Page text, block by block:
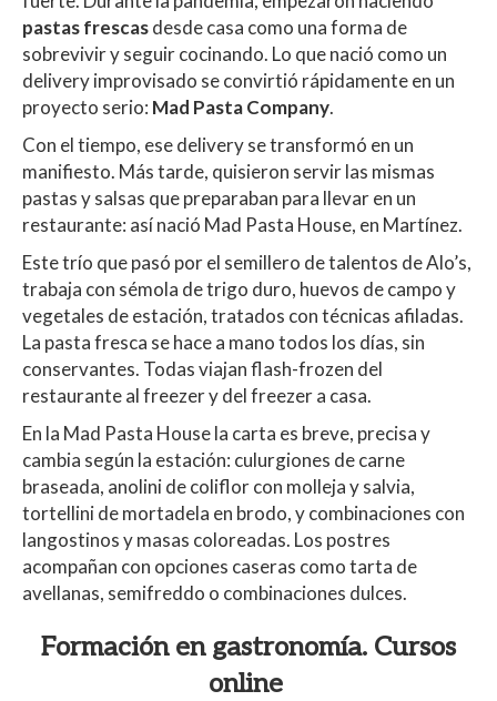
pastas frescasdesde casa como una forma de
sobrevivir y seguir cocinando. Lo que nació como un
delivery improvisado se convirtió rápidamente en un
proyecto serio: Mad Pasta Company.
Con el tiempo, ese delivery se transformó en un
manifiesto. Más tarde, quisieron servir las mismas
pastas y salsas que preparaban para llevar en un
restaurante: así nació Mad Pasta House, en Martínez.
Este trío que pasó por el semillero de talentos de Alo’s,
trabaja con sémola de trigo duro, huevos de campo y
vegetales de estación, tratados con técnicas afiladas.
La pasta fresca se hace a mano todos los días, sin
conservantes. Todas viajan flash-frozen del
restaurante al freezer y del freezer a casa.
En la Mad Pasta House la carta es breve, precisa y
cambia según la estación: culurgiones de carne
braseada, anolini de coliflor con molleja y salvia,
tortellini de mortadela en brodo, y combinaciones con
langostinos y masas coloreadas. Los postres
acompañan con opciones caseras como tarta de
avellanas, semifreddo o combinaciones dulces.
Formación en gastronomía. Cursos
online